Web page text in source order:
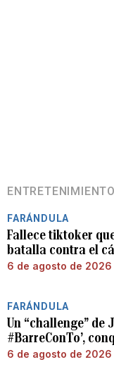
ENTRETENIMIENTO
FARÁNDULA
Fallece tiktoker
batalla contra el
6 de agosto de 2026
FARÁNDULA
Un “challenge” de
#BarreConTo’,
6 de agosto de